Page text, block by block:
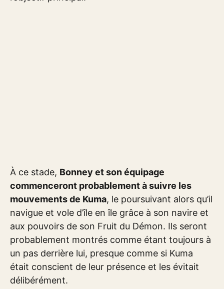
À ce stade, Bonney et son équipage
commenceront probablement à suivre les
mouvements de Kuma, le poursuivant alors qu’il
navigue et vole d’île en île grâce à son navire et
aux pouvoirs de son Fruit du Démon. Ils seront
probablement montrés comme étant toujours à
un pas derrière lui, presque comme si Kuma
était conscient de leur présence et les évitait
délibérément.